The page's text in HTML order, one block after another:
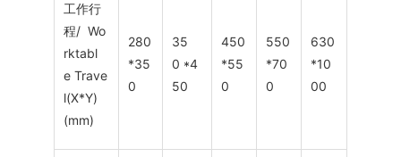
工作行
程/ Wo
rktabl
e Trave
l(X*Y)
(mm)
280
*35
0
35
0 *4
50
450
*55
0
550
*70
0
630
*10
00